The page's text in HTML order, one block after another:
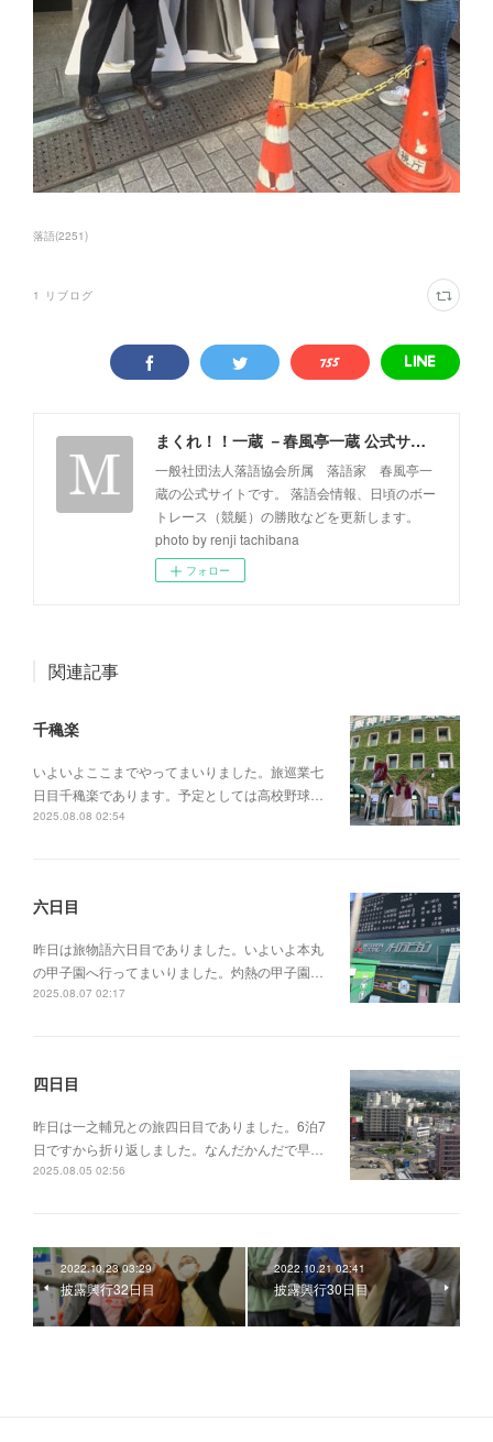
落語(2251)
1 リブログ
まくれ！！一蔵 －春風亭一蔵 公式サイト－
一般社団法人落語協会所属 落語家 春風亭一
蔵の公式サイトです。 落語会情報、日頃のボー
トレース（競艇）の勝敗などを更新します。
photo by renji tachibana
フォロー
関連記事
千穐楽
いよいよここまでやってまいりました。旅巡業七
日目千穐楽であります。予定としては高校野球…
2025.08.08 02:54
六日目
昨日は旅物語六日目でありました。いよいよ本丸
の甲子園へ行ってまいりました。灼熱の甲子園…
2025.08.07 02:17
四日目
昨日は一之輔兄との旅四日目でありました。6泊7
日ですから折り返しました。なんだかんだで早…
2025.08.05 02:56
2022.10.23 03:29
披露興行32日目
2022.10.21 02:41
披露興行30日目